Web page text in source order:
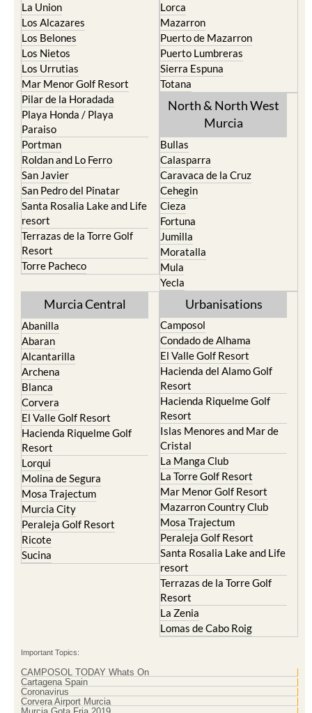
La Union
Los Alcazares
Los Belones
Los Nietos
Los Urrutias
Mar Menor Golf Resort
Pilar de la Horadada
Playa Honda / Playa
Paraiso
Portman
Roldan and Lo Ferro
San Javier
San Pedro del Pinatar
Santa Rosalia Lake and Life
resort
Terrazas de la Torre Golf
Resort
Torre Pacheco
Lorca
Mazarron
Puerto de Mazarron
Puerto Lumbreras
Sierra Espuna
Totana
North & North West
Murcia
Bullas
Calasparra
Caravaca de la Cruz
Cehegin
Cieza
Fortuna
Jumilla
Moratalla
Mula
Yecla
Murcia Central
Abanilla
Abaran
Alcantarilla
Archena
Blanca
Corvera
El Valle Golf Resort
Hacienda Riquelme Golf
Resort
Lorqui
Molina de Segura
Mosa Trajectum
Murcia City
Peraleja Golf Resort
Ricote
Sucina
Urbanisations
Camposol
Condado de Alhama
El Valle Golf Resort
Hacienda del Alamo Golf
Resort
Hacienda Riquelme Golf
Resort
Islas Menores and Mar de
Cristal
La Manga Club
La Torre Golf Resort
Mar Menor Golf Resort
Mazarron Country Club
Mosa Trajectum
Peraleja Golf Resort
Santa Rosalia Lake and Life
resort
Terrazas de la Torre Golf
Resort
La Zenia
Lomas de Cabo Roig
Important Topics:
CAMPOSOL TODAY Whats On
Cartagena Spain
Coronavirus
Corvera Airport Murcia